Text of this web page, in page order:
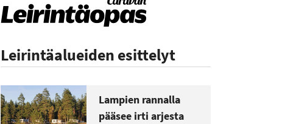
Leirintäalueiden esittelyt
Lampien rannalla
pääsee irti arjesta